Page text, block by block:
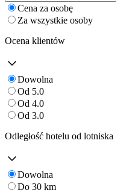
Cena za osobę
Za wszystkie osoby
Ocena klientów
Dowolna
Od 5.0
Od 4.0
Od 3.0
Odległość hotelu od lotniska
Dowolna
Do 30 km